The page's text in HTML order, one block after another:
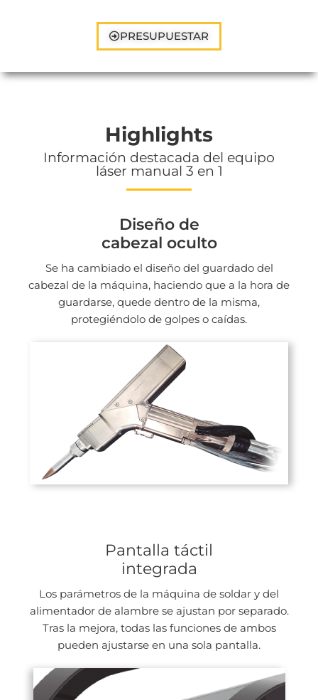
PRESUPUESTAR
Highlights
Información destacada del equipo
láser manual 3 en 1
Diseño de
cabezal oculto
Se ha cambiado el diseño del guardado del
cabezal de la máquina, haciendo que a la hora de
guardarse, quede dentro de la misma,
protegiéndolo de golpes o caídas.
Pantalla táctil
integrada
Los parámetros de la máquina de soldar y del
alimentador de alambre se ajustan por separado.
Tras la mejora, todas las funciones de ambos
pueden ajustarse en una sola pantalla.